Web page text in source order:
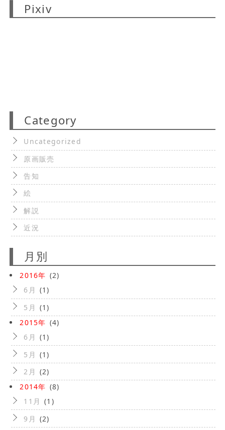
Pixiv
Category
Uncategorized
原画販売
告知
絵
解説
近況
月別
2016年 (2)
6月 (1)
5月 (1)
2015年 (4)
6月 (1)
5月 (1)
2月 (2)
2014年 (8)
11月 (1)
9月 (2)